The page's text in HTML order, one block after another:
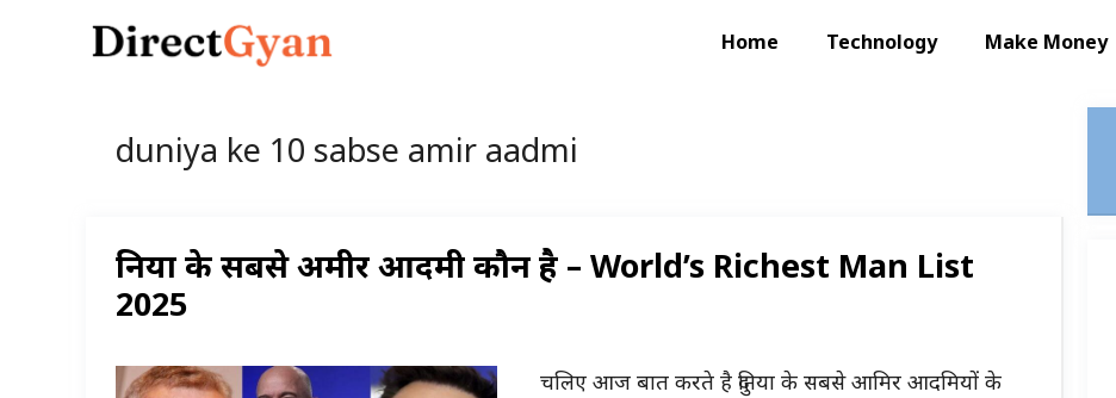
Home Technology Make Money
duniya ke 10 sabse amir aadmi
दुनिया के सबसे अमीर आदमी कौन है – World’s Richest Man List
2025
चलिए आज बात करते है दुनिया के सबसे आमिर आदमियों के